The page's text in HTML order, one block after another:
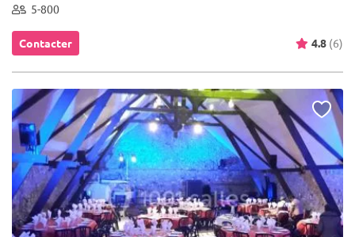
5-800
Contacter 4.8 (6)